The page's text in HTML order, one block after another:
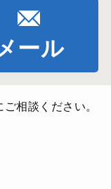
ール
相談ください。